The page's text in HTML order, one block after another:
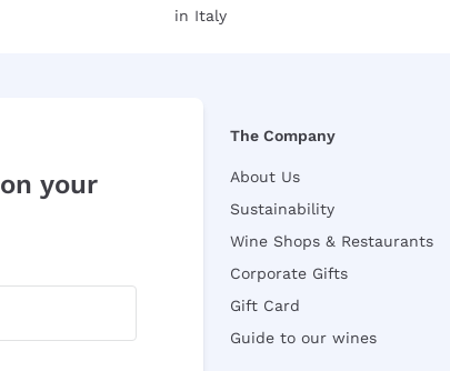
in Italy
on your
The Company
About Us
Sustainability
Wine Shops & Restaurants
Corporate Gifts
Gift Card
Guide to our wines